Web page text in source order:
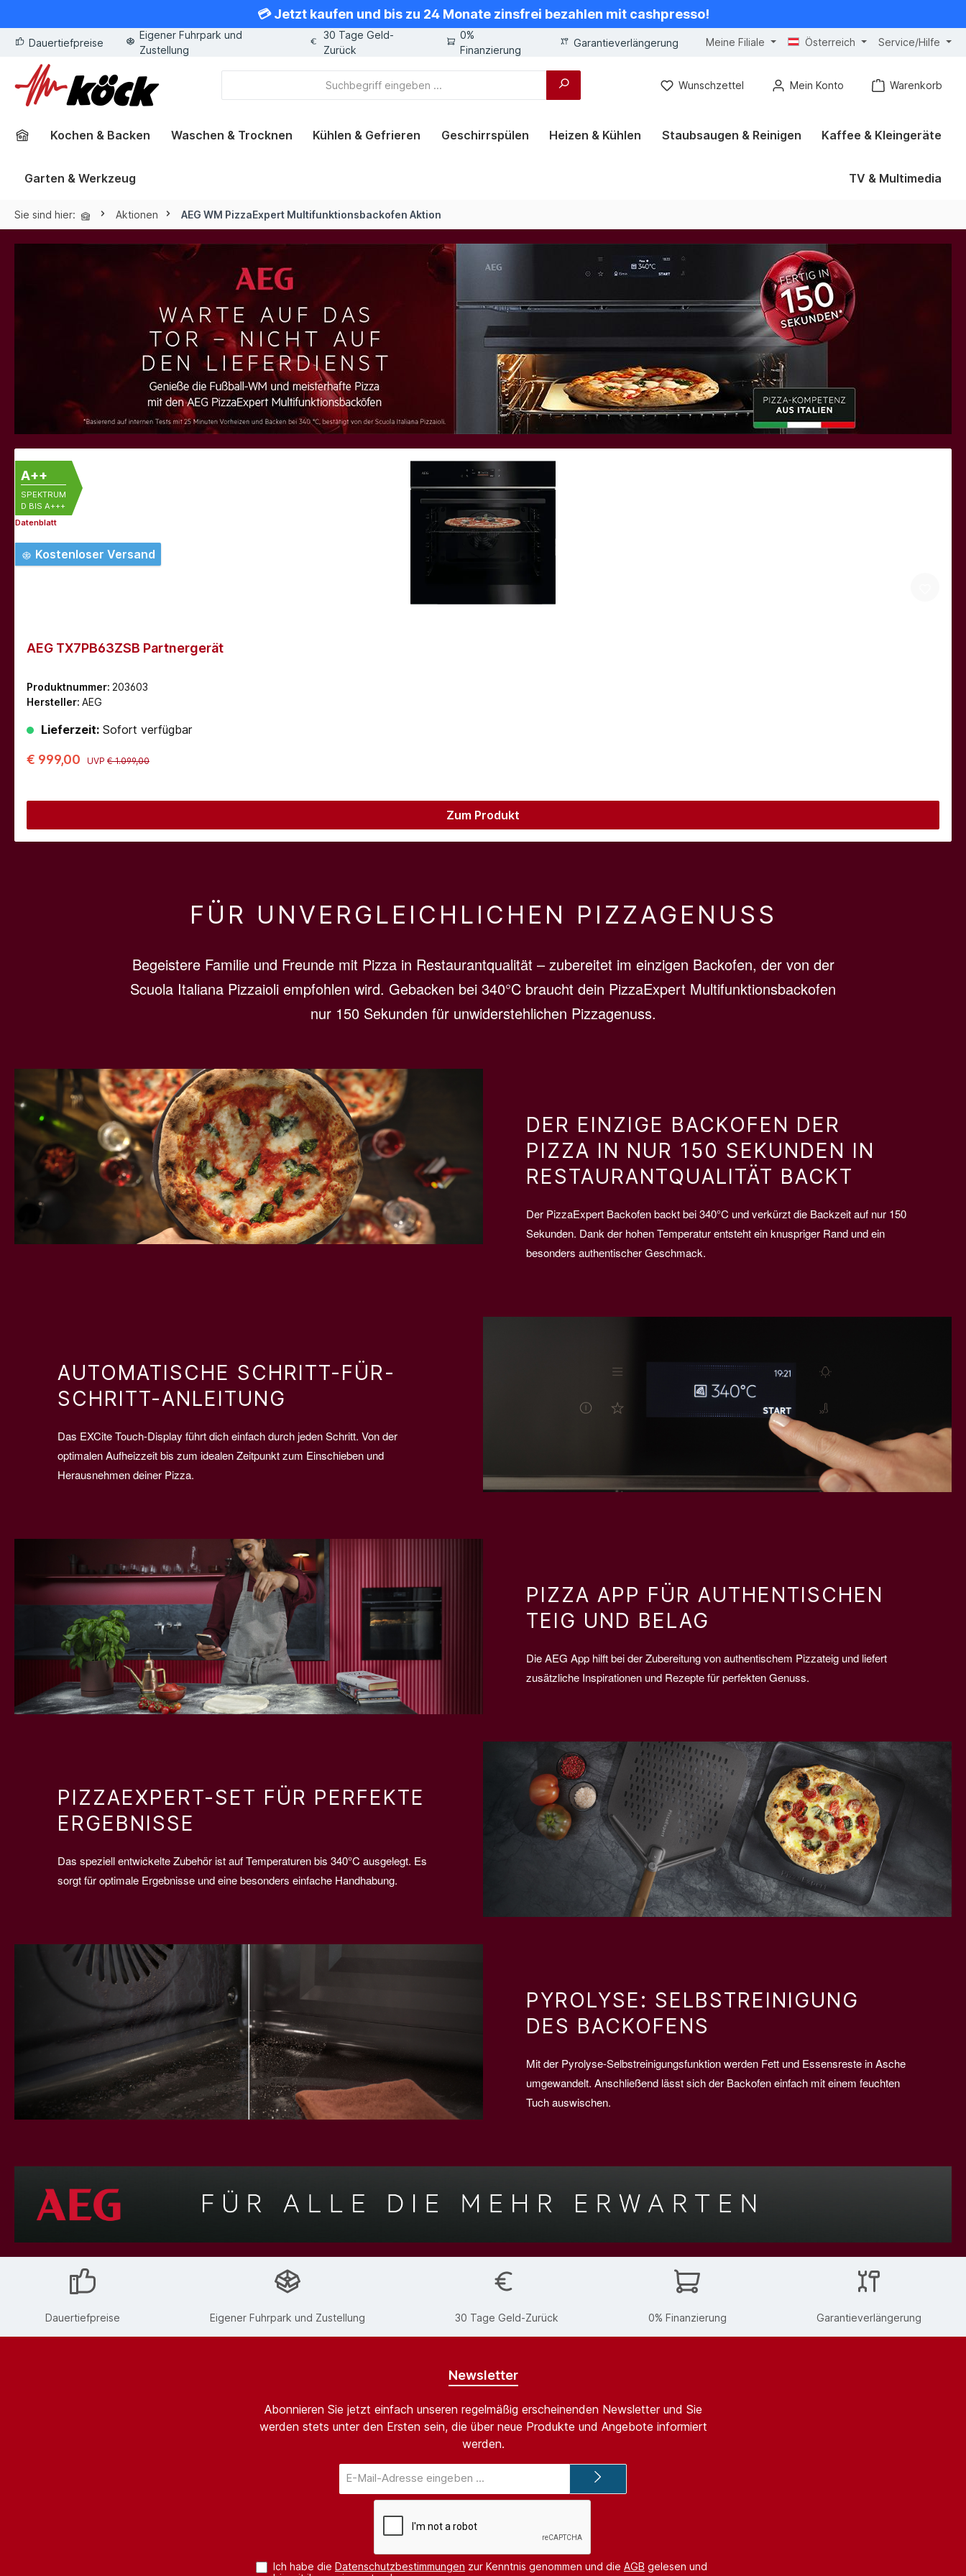
💳 Jetzt kaufen und bis zu 24 Monate zinsfrei bezahlen mit cashpresso!
Dauertiefpreise
Eigener Fuhrpark und
Zustellung
30 Tage Geld-
Zurück
0%
Finanzierung
Garantieverlängerung Meine Filiale Österreich Service/Hilfe
Wunschzettel Mein Konto Warenkorb
Kochen & Backen Waschen & Trocknen Kühlen & Gefrieren Geschirrspülen Heizen & Kühlen Staubsaugen & Reinigen Kaffee & Kleingeräte
Garten & Werkzeug TV & Multimedia
Sie sind hier: Aktionen AEG WM PizzaExpert Multifunktionsbackofen Aktion
A++
SPEKTRUM
D BIS A+++
Datenblatt
Kostenloser Versand
AEG TX7PB63ZSB Partnergerät
Produktnummer: 203603
Hersteller: AEG
Lieferzeit: Sofort verfügbar
€ 999,00 UVP € 1.099,00
Zum Produkt
FÜR UNVERGLEICHLICHEN PIZZAGENUSS
Begeistere Familie und Freunde mit Pizza in Restaurantqualität – zubereitet im einzigen Backofen, der von der
Scuola Italiana Pizzaioli empfohlen wird. Gebacken bei 340°C braucht dein PizzaExpert Multifunktionsbackofen
nur 150 Sekunden für unwiderstehlichen Pizzagenuss.
DER EINZIGE BACKOFEN DER
PIZZA IN NUR 150 SEKUNDEN IN
RESTAURANTQUALITÄT BACKT
Der PizzaExpert Backofen backt bei 340°C und verkürzt die Backzeit auf nur 150
Sekunden. Dank der hohen Temperatur entsteht ein knuspriger Rand und ein
besonders authentischer Geschmack.
AUTOMATISCHE SCHRITT-FÜR-
SCHRITT-ANLEITUNG
Das EXCite Touch-Display führt dich einfach durch jeden Schritt. Von der
optimalen Aufheizzeit bis zum idealen Zeitpunkt zum Einschieben und
Herausnehmen deiner Pizza.
PIZZA APP FÜR AUTHENTISCHEN
TEIG UND BELAG
Die AEG App hilft bei der Zubereitung von authentischem Pizzateig und liefert
zusätzliche Inspirationen und Rezepte für perfekten Genuss.
PIZZAEXPERT-SET FÜR PERFEKTE
ERGEBNISSE
Das speziell entwickelte Zubehör ist auf Temperaturen bis 340°C ausgelegt. Es
sorgt für optimale Ergebnisse und eine besonders einfache Handhabung.
PYROLYSE: SELBSTREINIGUNG
DES BACKOFENS
Mit der Pyrolyse-Selbstreinigungsfunktion werden Fett und Essensreste in Asche
umgewandelt. Anschließend lässt sich der Backofen einfach mit einem feuchten
Tuch auswischen.
Dauertiefpreise Eigener Fuhrpark und Zustellung 30 Tage Geld-Zurück 0% Finanzierung Garantieverlängerung
Newsletter
Abonnieren Sie jetzt einfach unseren regelmäßig erscheinenden Newsletter und Sie
werden stets unter den Ersten sein, die über neue Produkte und Angebote informiert
werden.
Mail-
Adresse*
Ich habe die Datenschutzbestimmungen zur Kenntnis genommen und die AGB gelesen und